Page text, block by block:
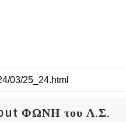
ΦΩΝΗ του Λ.Σ.